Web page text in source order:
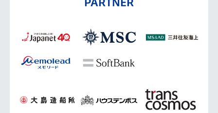
PARTNER